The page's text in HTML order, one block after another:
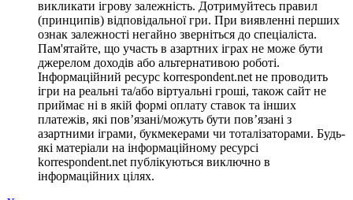
викликати ігрову залежність. Дотримуйтесь правил
(принципів) відповідальної гри. При виявленні перших
ознак залежності негайно зверніться до спеціаліста.
Пам'ятайте, що участь в азартних іграх не може бути
джерелом доходів або альтернативою роботі.
Інформаційний ресурс korrespondent.net не проводить
ігри на реальні та/або віртуальні гроші, також сайт не
приймає ні в якій формі оплату ставок та інших
платежів, які пов’язані/можуть бути пов’язані з
азартними іграми, букмекерами чи тоталізаторами. Будь-
які матеріали на інформаційному ресурсі
korrespondent.net публікуються виключно в
інформаційних цілях.